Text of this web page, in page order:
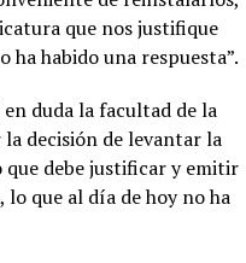
que nos justifique
ha habido una respuesta”.
duda la facultad de la
decisión de levantar la
que debe justificar y emitir
que al día de hoy no ha